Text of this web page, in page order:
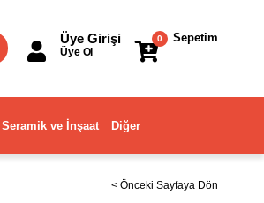
Sepetim
0
Üye Girişi
Üye Ol
Seramik ve İnşaat Diğer
< Önceki Sayfaya Dön